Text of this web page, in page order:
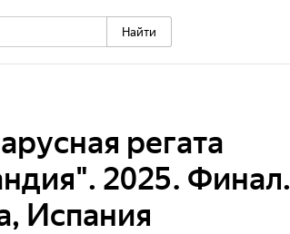
Найти
регата
2025. Финал.
Испания